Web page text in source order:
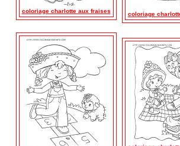
coloriage charlotte aux fraises coloriage